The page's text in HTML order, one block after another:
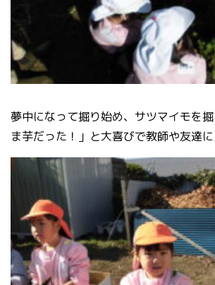
夢中になって掘り始め、サツマイモを
ま芋だった！」と大喜びで教師や友達に